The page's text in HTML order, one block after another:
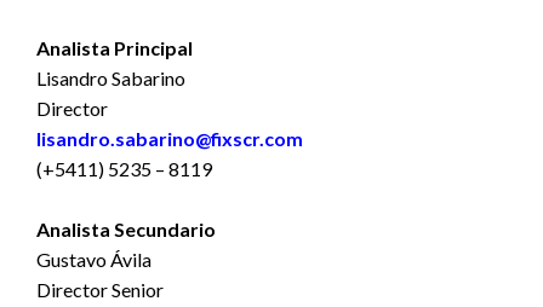
Analista Principal
Lisandro Sabarino
Director
lisandro.sabarino@fixscr.com
(+5411) 5235 – 8119
Analista Secundario
Gustavo Ávila
Director Senior